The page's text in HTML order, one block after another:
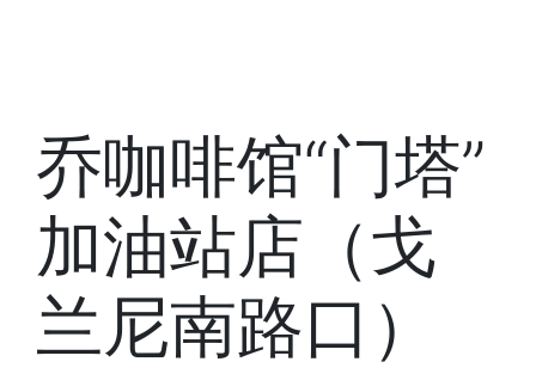
乔咖啡馆“门塔”
加油站店（戈
兰尼南路口）